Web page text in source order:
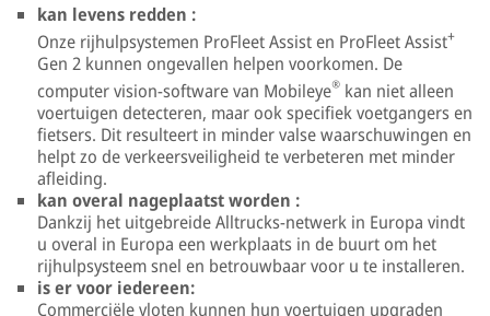
kan levens redden :
Onze rijhulpsystemen ProFleet Assist en ProFleet Assist+
Gen 2 kunnen ongevallen helpen voorkomen. De
computer vision-software van Mobileye® kan niet alleen
voertuigen detecteren, maar ook specifiek voetgangers en
fietsers. Dit resulteert in minder valse waarschuwingen en
helpt zo de verkeersveiligheid te verbeteren met minder
afleiding.
kan overal nageplaatst worden :
Dankzij het uitgebreide Alltrucks-netwerk in Europa vindt
u overal in Europa een werkplaats in de buurt om het
rijhulpsysteem snel en betrouwbaar voor u te installeren.
is er voor iedereen:
Commerciële vloten kunnen hun voertuigen upgraden